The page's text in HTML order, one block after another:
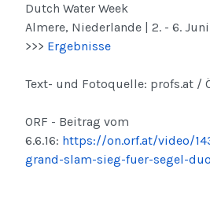
Dutch Water Week
Almere, Niederlande | 2. - 6.
>>> Ergebnisse
Text- und Fotoquelle: profs.at /
ORF - Beitrag vom
6.6.16: https://on.orf.at/video/
grand-slam-sieg-fuer-segel-